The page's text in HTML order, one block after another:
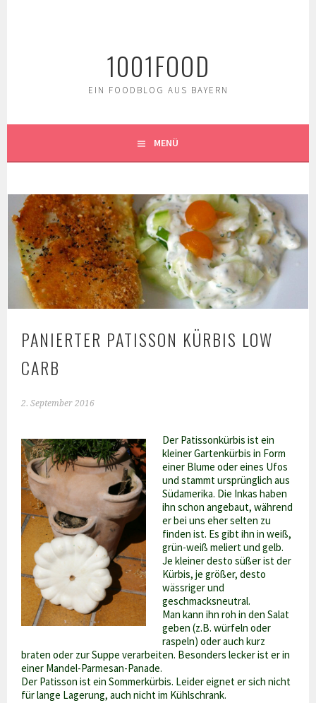
1001FOOD
EIN FOODBLOG AUS BAYERN
MENÜ
PANIERTER PATISSON KÜRBIS LOW
CARB
2. September 2016
Der Patissonkürbis ist ein
kleiner Gartenkürbis in Form
einer Blume oder eines Ufos
und stammt ursprünglich aus
Südamerika. Die Inkas haben
ihn schon angebaut, während
er bei uns eher selten zu
finden ist. Es gibt ihn in weiß,
grün-weiß meliert und gelb.
Je kleiner desto süßer ist der
Kürbis, je größer, desto
wässriger und
geschmacksneutral.
Man kann ihn roh in den Salat
geben (z.B. würfeln oder
raspeln) oder auch kurz
braten oder zur Suppe verarbeiten. Besonders lecker ist er in
einer Mandel-Parmesan-Panade.
Der Patisson ist ein Sommerkürbis. Leider eignet er sich nicht
für lange Lagerung, auch nicht im Kühlschrank.